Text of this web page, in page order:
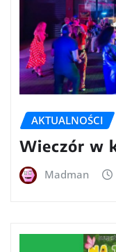
AKTUALNOŚCI
Wieczór w
Madman